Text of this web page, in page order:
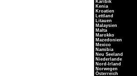
Karibik
Kenia
Kroatien
Lettland
Litauen
Malaysien
Malta
Marokko
Mazedonien
Mexico
Namibia
Neu Seeland
Niederlande
Nord-Irland
Norwegen
Österreich